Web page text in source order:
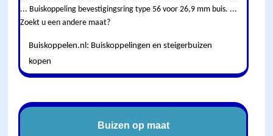
... Buiskoppeling bevestigingsring type 56 voor 26,9 mm buis. ...
Zoekt u een andere maat?
Buiskoppelen.nl: Buiskoppelingen en steigerbuizen
kopen
Buizen op maat